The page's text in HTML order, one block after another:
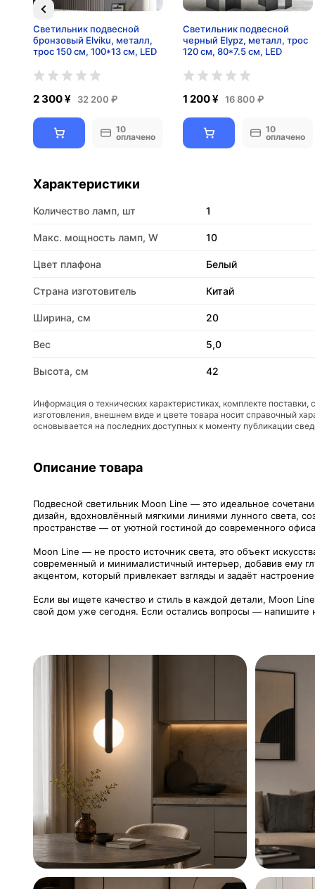
Светильник подвесной
бронзовый Elviku, металл,
трос 150 см, 100*13 см, LED
2 300 ¥ 32 200 ₽
10
оплачено
Светильник подвесной
черный Elypz, металл, трос
120 см, 80*7.5 см, LED
1 200 ¥ 16 800 ₽
10
оплачено
Характеристики
Количество ламп, шт 1
Макс. мощность ламп, W 10
Цвет плафона Белый
Страна изготовитель Китай
Ширина, см 20
Вес 5,0
Высота, см 42
Информация о технических характеристиках, комплекте поставки,
изготовления, внешнем виде и цвете товара носит справочный
основывается на последних доступных к моменту публикации
Описание товара
Подвесной светильник Moon Line — это идеальное
дизайн, вдохновлённый мягкими линиями лунного света,
пространстве — от уютной гостиной до современного
Moon Line — не просто источник света, это объект
современный и минималистичный интерьер, добавив ему
акцентом, который привлекает взгляды и задаёт
Если вы ищете качество и стиль в каждой детали, Moon
свой дом уже сегодня. Если остались вопросы — напишите